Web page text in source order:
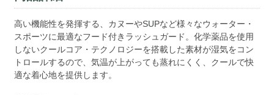
高い機能性を発揮する、カヌーやSUPなど様々なウォーター・
スポーツに最適なフード付きラッシュガード。化学薬品を使用
しないクールコア・テクノロジーを搭載した素材が湿気をコン
トロールするので、気温が上がっても蒸れにくく、クールで快
適な着心地を提供します。